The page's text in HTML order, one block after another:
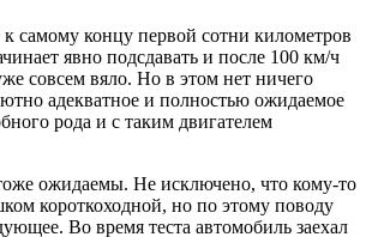
самому концу первой сотни километров
явно подсдавать и после 100 км/ч
совсем вяло. Но в этом нет ничего
адекватное и полностью ожидаемое
рода и с таким двигателем
ожидаемы. Не исключено, что кому-то
короткоходной, но по этому поводу
Во время теста автомобиль заехал